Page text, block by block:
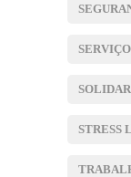
STRESS